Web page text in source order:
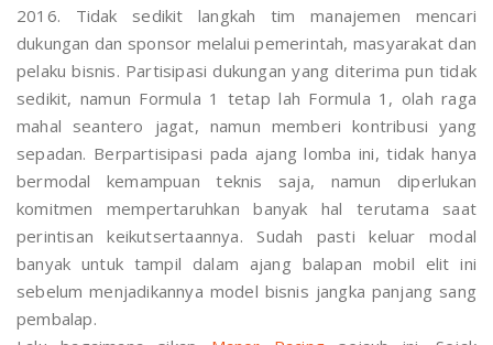
2016. Tidak sedikit langkah tim manajemen mencari
dukungan dan sponsor melalui pemerintah, masyarakat dan
pelaku bisnis. Partisipasi dukungan yang diterima pun tidak
sedikit, namun Formula 1 tetap lah Formula 1, olah raga
mahal seantero jagat, namun memberi kontribusi yang
sepadan. Berpartisipasi pada ajang lomba ini, tidak hanya
bermodal kemampuan teknis saja, namun diperlukan
komitmen mempertaruhkan banyak hal terutama saat
perintisan keikutsertaannya. Sudah pasti keluar modal
banyak untuk tampil dalam ajang balapan mobil elit ini
sebelum menjadikannya model bisnis jangka panjang sang
pembalap.